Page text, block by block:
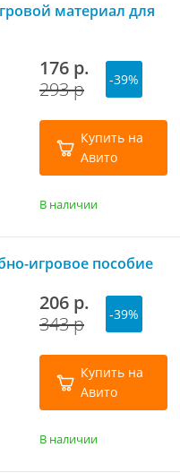
материал для
176 р.
293 р
-39%
Купить на
Авито
В наличии
игровое пособие
206 р.
343 р
-39%
Купить на
Авито
В наличии